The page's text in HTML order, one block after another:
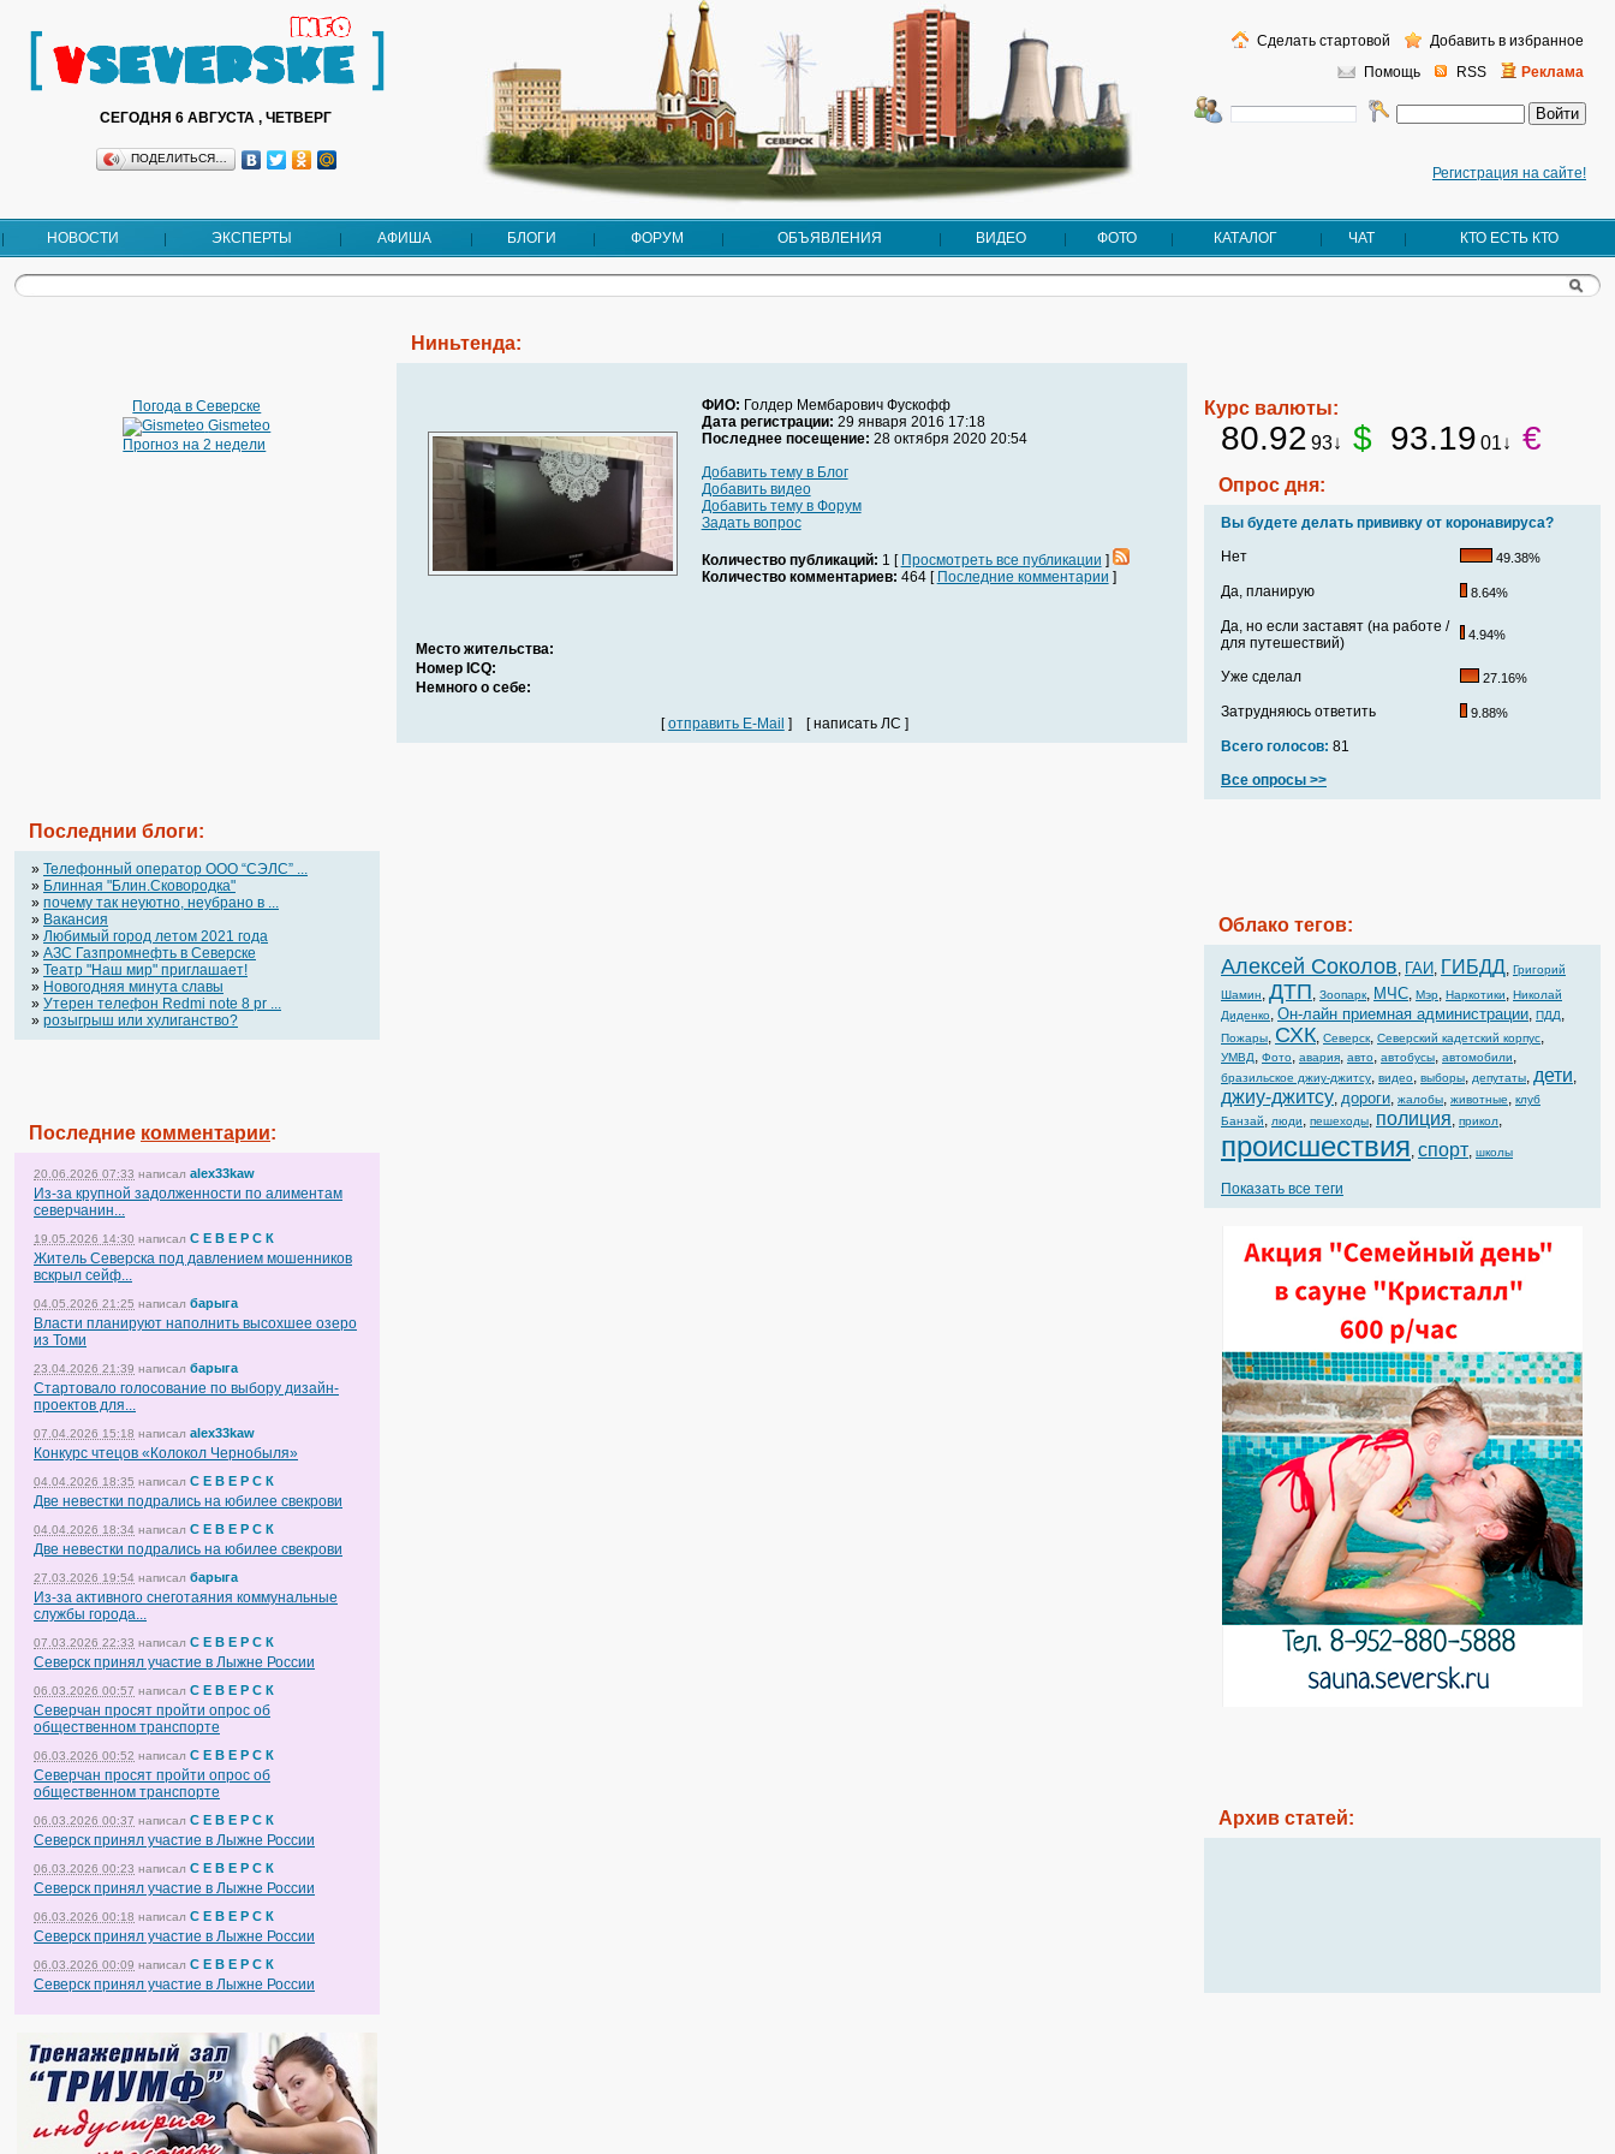
СЕГОДНЯ 6 АВГУСТА , ЧЕТВЕРГ
ПОДЕЛИТЬСЯ…
Регистрация на сайте!
Помощь RSS Реклама
Сделать стартовой Добавить в избранное
НОВОСТИ ЭКСПЕРТЫ АФИША БЛОГИ ФОРУМ ОБЪЯВЛЕНИЯ ВИДЕО ФОТО КАТАЛОГ ЧАТ КТО ЕСТЬ КТО
Погода в Северске
Gismeteo
Прогноз на 2 недели
Последнии блоги:
» Телефонный оператор OOO “СЭЛС” ...
» Блинная "Блин.Сковородка"
» почему так неуютно, неубрано в ...
» Вакансия
» Любимый город летом 2021 года
» АЗС Газпромнефть в Северске
» Театр "Наш мир" приглашает!
» Новогодняя минута славы
» Утерен телефон Redmi note 8 pr ...
» розыгрыш или хулиганство?
Последние комментарии:
20.06.2026 07:33 написал alex33kaw
Из-за крупной задолженности по алиментам
северчанин...
19.05.2026 14:30 написал С Е В Е Р С К
Житель Северска под давлением мошенников
вскрыл сейф...
04.05.2026 21:25 написал барыга
Власти планируют наполнить высохшее озеро
из Томи
23.04.2026 21:39 написал барыга
Стартовало голосование по выбору дизайн-
проектов для...
07.04.2026 15:18 написал alex33kaw
Конкурс чтецов «Колокол Чернобыля»
04.04.2026 18:35 написал С Е В Е Р С К
Две невестки подрались на юбилее свекрови
04.04.2026 18:34 написал С Е В Е Р С К
Две невестки подрались на юбилее свекрови
27.03.2026 19:54 написал барыга
Из-за активного снеготаяния коммунальные
службы города...
07.03.2026 22:33 написал С Е В Е Р С К
Северск принял участие в Лыжне России
06.03.2026 00:57 написал С Е В Е Р С К
Северчан просят пройти опрос об
общественном транспорте
06.03.2026 00:52 написал С Е В Е Р С К
Северчан просят пройти опрос об
общественном транспорте
06.03.2026 00:37 написал С Е В Е Р С К
Северск принял участие в Лыжне России
06.03.2026 00:23 написал С Е В Е Р С К
Северск принял участие в Лыжне России
06.03.2026 00:18 написал С Е В Е Р С К
Северск принял участие в Лыжне России
06.03.2026 00:09 написал С Е В Е Р С К
Северск принял участие в Лыжне России
Ниньтенда:
ФИО: Голдер Мембарович Фускофф
Дата регистрации: 29 января 2016 17:18
Последнее посещение: 28 октября 2020 20:54
Добавить тему в Блог
Добавить видео
Добавить тему в Форум
Задать вопрос
Количество публикаций: 1 [ Просмотреть все публикации ]
Количество комментариев: 464 [ Последние комментарии ]
Место жительства:
Номер ICQ:
Немного о себе:
[отправить E-Mail ] [ написать ЛС ]
Курс валюты:
80.92 93↓ $ 93.19 01↓ €
Опрос дня:
Вы будете делать прививку от коронавируса?
Нет
49.38%
Да, планирую 8.64%
Да, но если заставят (на работе /
для путешествий)
4.94%
Уже сделал 27.16%
Затрудняюсь ответить 9.88%
Всего голосов: 81
Все опросы >>
Облако тегов:
Алексей Соколов, ГАИ, ГИБДД, Григорий
Шамин, ДТП, Зоопарк, МЧС, Мэр, Наркотики, Николай
Диденко, Он-лайн приемная администрации, ПДД,
Пожары, СХК, Северск, Северский кадетский корпус,
УМВД, Фото, авария, авто, автобусы, автомобили,
бразильское джиу-джитсу, видео, выборы, депутаты, дети,
джиу-джитсу, дороги, жалобы, животные, клуб
Банзай, люди, пешеходы, полиция, прикол,
происшествия, спорт, школы
Показать все теги
Архив статей: